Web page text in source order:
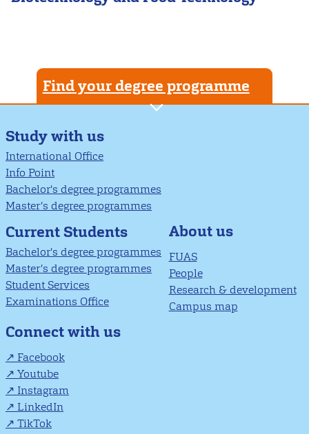
Find your degree programme
Study with us
International Office
Info Point
Bachelor's degree programmes
Master’s degree programmes
Current Students
Bachelor's degree programmes
Master’s degree programmes
Student Services
Examinations Office
About us
FUAS
People
Research & development
Campus map
Connect with us
Facebook
Youtube
Instagram
LinkedIn
TikTok